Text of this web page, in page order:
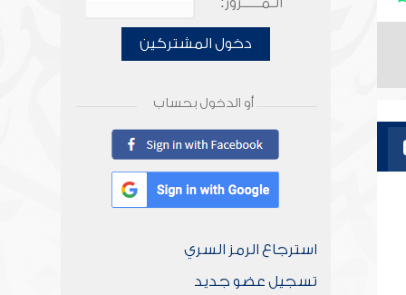
الـمـــــرور:
دخول المشتركين
أو الدخول بحساب
استرجاع الرمز السري
تسجيل عضو جديد